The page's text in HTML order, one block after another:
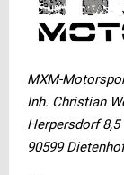
MXM-
Inh. Christian
Herpersdorf 8,5
90599